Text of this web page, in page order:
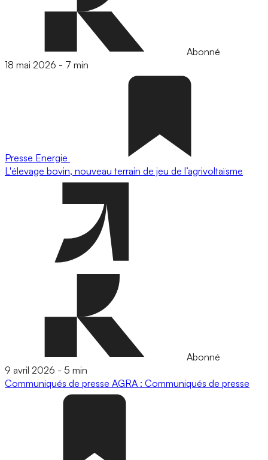
Abonné
18 mai 2026 - 7 min
Presse Energie
L'élevage bovin, nouveau terrain de jeu de l’agrivoltaïsme
Abonné
9 avril 2026 - 5 min
Communiqués de presse AGRA : Communiqués de presse